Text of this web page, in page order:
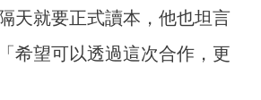
天就要正式讀本，他也坦言
希望可以透過這次合作，更